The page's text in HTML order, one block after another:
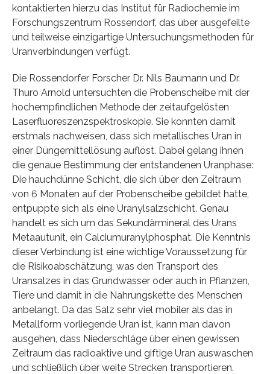
kontaktierten hierzu das Institut für Radiochemie im
Forschungszentrum Rossendorf, das über ausgefeilte
und teilweise einzigartige Untersuchungsmethoden für
Uranverbindungen verfügt.
Die Rossendorfer Forscher Dr. Nils Baumann und Dr.
Thuro Arnold untersuchten die Probenscheibe mit der
hochempfindlichen Methode der zeitaufgelösten
Laserfluoreszenzspektroskopie. Sie konnten damit
erstmals nachweisen, dass sich metallisches Uran in
einer Düngemittellösung auflöst. Dabei gelang ihnen
die genaue Bestimmung der entstandenen Uranphase:
Die hauchdünne Schicht, die sich über den Zeitraum
von 6 Monaten auf der Probenscheibe gebildet hatte,
entpuppte sich als eine Uranylsalzschicht. Genau
handelt es sich um das Sekundärmineral des Urans
Metaautunit, ein Calciumuranylphosphat. Die Kenntnis
dieser Verbindung ist eine wichtige Voraussetzung für
die Risikoabschätzung, was den Transport des
Uransalzes in das Grundwasser oder auch in Pflanzen,
Tiere und damit in die Nahrungskette des Menschen
anbelangt. Da das Salz sehr viel mobiler als das in
Metallform vorliegende Uran ist, kann man davon
ausgehen, dass Niederschläge über einen gewissen
Zeitraum das radioaktive und giftige Uran auswaschen
und schließlich über weite Strecken transportieren.